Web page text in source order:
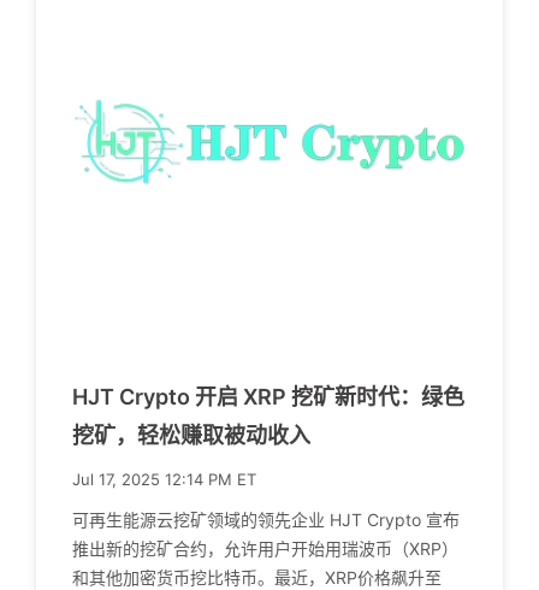
HJT Crypto 开启 XRP 挖矿新时代：绿色
挖矿，轻松赚取被动收入
Jul 17, 2025 12:14 PM ET
可再生能源云挖矿领域的领先企业 HJT Crypto 宣布
推出新的挖矿合约，允许用户开始用瑞波币（XRP）
和其他加密货币挖比特币。最近，XRP价格飙升至